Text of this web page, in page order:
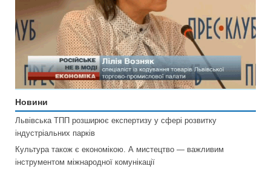
Новини
Львівська ТПП розширює експертизу у сфері розвитку
індустріальних парків
Культура також є економікою. А мистецтво — важливим
інструментом міжнародної комунікації